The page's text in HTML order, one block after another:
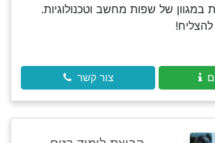
של שפות מחשב וטכנולוגיות.
צור קשר